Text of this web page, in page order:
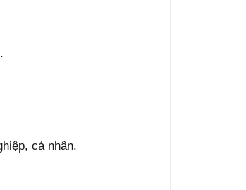
cá nhân.